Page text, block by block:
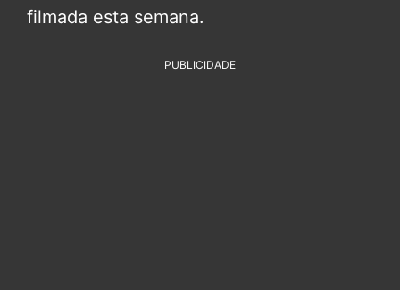
filmada esta semana.
PUBLICIDADE